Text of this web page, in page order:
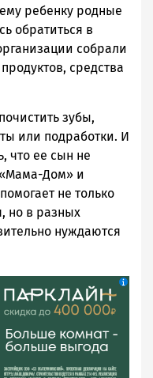
ребенку родные
обратиться в
собрали
средства
зубы,
или подработки. И
что ее сын не
Дом» и
не только
но в разных
нуждаются